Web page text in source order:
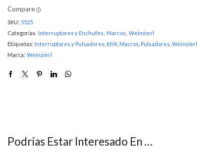
Compare
SKU: 5525
Categorías Interruptores y Enchufes Marcos Weinzierl
Etiquetas: Interruptores y Pulsadores KNX Macros Pulsadores Weinzierl
Marca: Weinzierl
Podrías Estar Interesado En …